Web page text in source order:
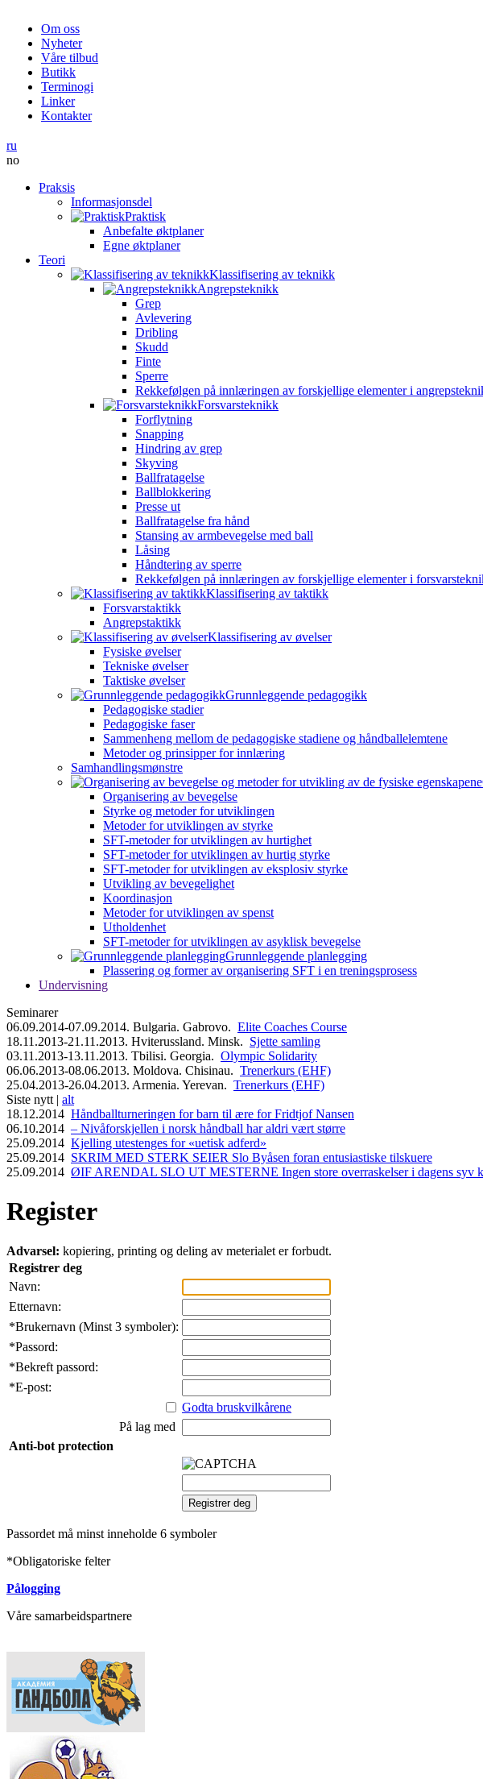
Om oss
Nyheter
Våre tilbud
Butikk
Terminogi
Linker
Kontakter
ru
no
Praksis
Informasjonsdel
Praktisk
Anbefalte øktplaner
Egne øktplaner
Teori
Klassifisering av teknikk
Angrepsteknikk
Grep
Avlevering
Dribling
Skudd
Finte
Sperre
Rekkefølgen på innlæringen av forskjellige elementer i
Forsvarsteknikk
Forflytning
Snapping
Hindring av grep
Skyving
Ballfratagelse
Ballblokkering
Presse ut
Ballfratagelse fra hånd
Stansing av armbevegelse med ball
Låsing
Håndtering av sperre
Rekkefølgen på innlæringen av forskjellige elementer i
Klassifisering av taktikk
Forsvarstaktikk
Angrepstaktikk
Klassifisering av øvelser
Fysiske øvelser
Tekniske øvelser
Taktiske øvelser
Grunnleggende pedagogikk
Pedagogiske stadier
Pedagogiske faser
Sammenheng mellom de pedagogiske stadiene og håndballelemtene
Metoder og prinsipper for innlæring
Samhandlingsmønstre
Organisering av bevegelse
Styrke og metoder for utviklingen
Metoder for utviklingen av styrke
SFT-metoder for utviklingen av hurtighet
SFT-metoder for utviklingen av hurtig styrke
SFT-metoder for utviklingen av eksplosiv styrke
Utvikling av bevegelighet
Koordinasjon
Metoder for utviklingen av spenst
Utholdenhet
SFT-metoder for utviklingen av asyklisk bevegelse
Grunnleggende planlegging
Plassering og former av organisering SFT i en treningsprosess
Undervisning
Seminarer
06.09.2014-07.09.2014. Bulgaria. Gabrovo. Elite Coaches Course
18.11.2013-21.11.2013. Hviterussland. Minsk. Sjette samling
03.11.2013-13.11.2013. Tbilisi. Georgia. Olympic Solidarity
06.06.2013-08.06.2013. Moldova. Chisinau. Trenerkurs (EHF)
25.04.2013-26.04.2013. Armenia. Yerevan. Trenerkurs (EHF)
Siste nytt | alt
18.12.2014 Håndballturneringen for barn til ære for Fridtjof Nansen
06.10.2014 – Nivåforskjellen i norsk håndball har aldri vært større
25.09.2014 Kjelling utestenges for «uetisk adferd»
25.09.2014 SKRIM MED STERK SEIER Slo Byåsen foran entusiastiske tilskuere
25.09.2014 ØIF ARENDAL SLO UT MESTERNE Ingen store overraskelser i dagens syv
Register
Advarsel: kopiering, printing og deling av meterialet er forbudt.
Registrer deg
Navn:
Etternavn:
*Brukernavn (Minst 3 symboler):
*Passord:
*Bekreft passord:
*E-post:
Godta bruskvilkårene
På lag med
Anti-bot protection
Passordet må minst inneholde 6 symboler
*Obligatoriske felter
Pålogging
Våre samarbeidspartnere